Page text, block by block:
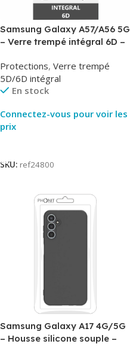
Samsung Galaxy A57/A56 5G
– Verre trempé intégral 6D –
Protections, Verre trempé
5D/6D intégral
En stock
Connectez-vous pour voir les
prix
SKU: ref24800
Samsung Galaxy A17 4G/5G
– Housse silicone souple –